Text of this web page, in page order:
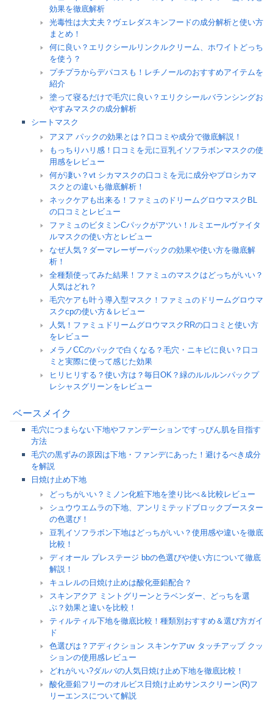
効果を徹底解析
光毒性は大丈夫？ヴェレダスキンフードの成分解析と使い方
まとめ！
何に良い？エリクシールリンクルクリーム、ホワイトどっち
を使う？
プチプラからデパコスも！レチノールのおすすめアイテムを
紹介
塗って寝るだけで毛穴に良い？エリクシールバランシングお
やすみマスクの成分解析
シートマスク
アヌア パックの効果とは？口コミや成分で徹底解説！
もっちりハリ感！口コミを元に豆乳イソフラボンマスクの使
用感をレビュー
何が凄い？vt シカマスクの口コミを元に成分やプロシカマ
スクとの違いも徹底解析！
ネックケアも出来る！ファミュのドリームグロウマスクBL
の口コミとレビュー
ファミュのビタミンCパックがアツい！ルミエールヴァイタ
ルマスクの使い方とレビュー
なぜ人気？ダーマレーザーパックの効果や使い方を徹底解
析！
全種類使ってみた結果！ファミュのマスクはどっちがいい？
人気はどれ？
毛穴ケアも叶う導入型マスク！ファミュのドリームグロウマ
スクcpの使い方＆レビュー
人気！ファミュドリームグロウマスクRRの口コミと使い方
をレビュー
メラノCCのパックで白くなる？毛穴・ニキビに良い？口コ
ミと実際に使って感じた効果
ヒリヒリする？使い方は？毎日OK？緑のルルルンパックプ
レシャスグリーンをレビュー
ベースメイク
毛穴につまらない下地やファンデーションですっぴん肌を目指す
方法
毛穴の黒ずみの原因は下地・ファンデにあった！避けるべき成分
を解説
日焼け止め下地
どっちがいい？ミノン化粧下地を塗り比べ＆比較レビュー
シュウウエムラの下地、アンリミテッドブロックブースター
の色選び！
豆乳イソフラボン下地はどっちがいい？使用感や違いを徹底
比較！
ディオール プレステージ bbの色選びや使い方について徹底
解説！
キュレルの日焼け止めは酸化亜鉛配合？
スキンアクア ミントグリーンとラベンダー、どっちを選
ぶ？効果と違いを比較！
ティルティル下地を徹底比較！種類別おすすめ＆選び方ガイ
ド
色選びは？アディクション スキンケアuv タッチアップ クッ
ションの使用感レビュー
どれがいい?ダルバの人気日焼け止め下地を徹底比較！
酸化亜鉛フリーのオルビス日焼け止めサンスクリーン(R)フ
リーエンスについて解説